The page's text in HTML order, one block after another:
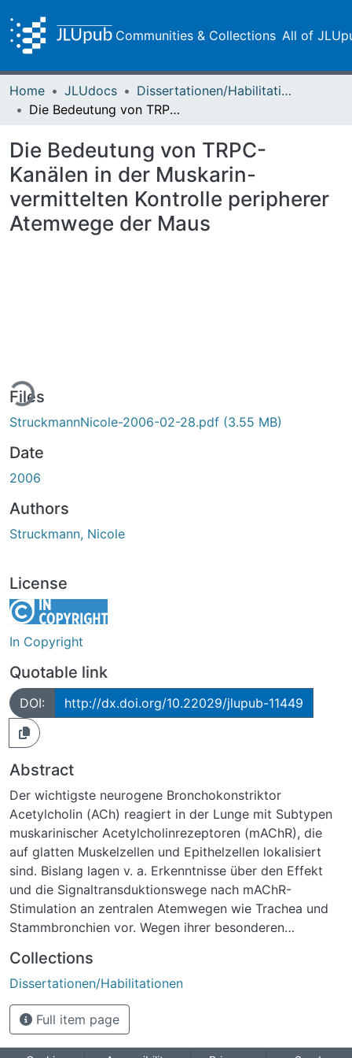
Communities & Collections All of
Home JLUdocs
Dissertationen/Habilitationen
Die Bedeutung von TRPC-Kanälen in der Muskarin-vermittelten Kontrolle peripherer Atemwege der Maus
Die Bedeutung von TRPC-
Kanälen in der Muskarin-
vermittelten Kontrolle peripherer
Atemwege der Maus
Files
StruckmannNicole-2006-02-28.pdf (3.55 MB)
Date
2006
Authors
Struckmann, Nicole
License
In Copyright
Quotable link
DOI: http://dx.doi.org/10.22029/jlupub-11449
Abstract
Der wichtigste neurogene Bronchokonstriktor
Acetylcholin (ACh) reagiert in der Lunge mit Subtypen
muskarinischer Acetylcholinrezeptoren (mAChR), die
auf glatten Muskelzellen und Epithelzellen lokalisiert
sind. Bislang lagen v. a. Erkenntnisse über den Effekt
und die Signaltransduktionswege nach mAChR-
Stimulation an zentralen Atemwegen wie Trachea und
Stammbronchien vor. Wegen ihrer besonderen
Lungenerkrankungen wurden in dieser Arbeit die für
den Atemwegswiderstand wichtigeren peripheren
Atemwege näher untersucht.
Anhand von vitalen Schnittpräparationen von Lungen
Collections
Dissertationen/Habilitationen
Full item page